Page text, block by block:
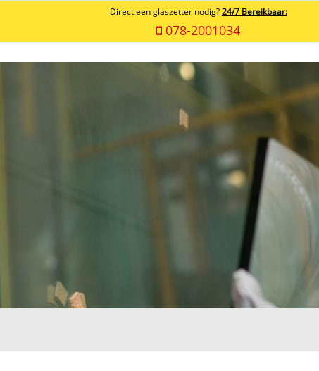
Direct een glaszetter nodig? 24/7 Bereikbaar:
078-2001034